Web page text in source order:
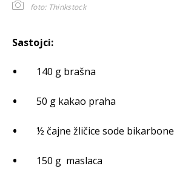
foto: Thinkstock
Sastojci:
140 g brašna
50 g kakao praha
½ čajne žličice sode bikarbone
150 g maslaca